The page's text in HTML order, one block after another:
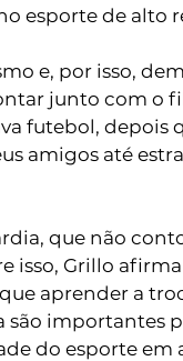
esporte de alto
e, por isso,
junto com o
futebol, depois
amigos até
que não
isso, Grillo afirma
aprender a
são importantes
do esporte em